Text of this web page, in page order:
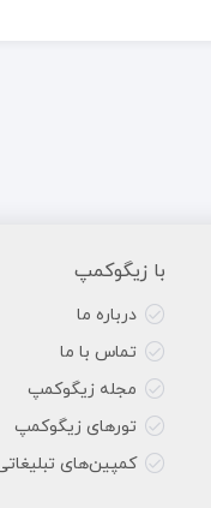
با زیگوکمپ
درباره ما
تماس با ما
مجله زیگوکمپ
تورهای زیگوکمپ
کمپین‌های